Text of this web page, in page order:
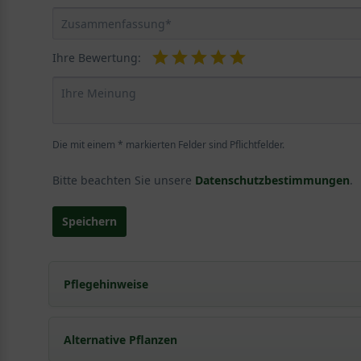
Ihre Bewertung:
Die mit einem * markierten Felder sind Pflichtfelder.
Bitte beachten Sie unsere Datenschutzbestimmungen.
Speichern
Pflegehinweise
Pflanz- und Pflegetipps Clematis tangutica
Alternative Pflanzen